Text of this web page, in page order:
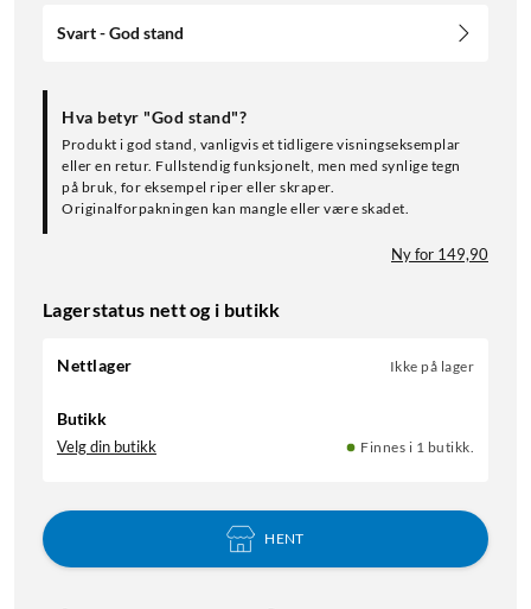
Svart - God stand
Hva betyr "God stand"?
Produkt i god stand, vanligvis et tidligere visningseksemplar
eller en retur. Fullstendig funksjonelt, men med synlige tegn
på bruk, for eksempel riper eller skraper.
Originalforpakningen kan mangle eller være skadet.
Ny for 149,90
Lagerstatus nett og i butikk
Nettlager Ikke på lager
Butikk
Velg din butikk Finnes i 1 butikk.
HENT